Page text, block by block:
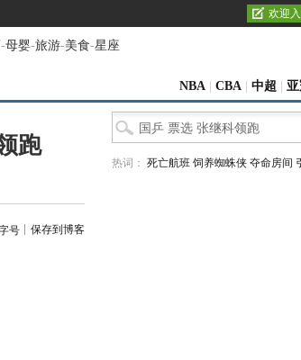
欢迎
-母婴-旅游-美食-星座
NBA CBA 中超
跑
号 保存到博客
热词： 死亡航班 饲养蜘蛛侠 夺命房间